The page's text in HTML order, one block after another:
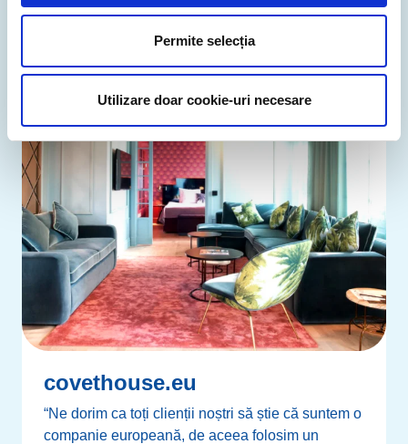
Permite selecția
Utilizare doar cookie-uri necesare
pentru numele de domeniu .eu.”
covethouse.eu
“Ne dorim ca toți clienții noștri să știe că suntem o
companie europeană, de aceea folosim un